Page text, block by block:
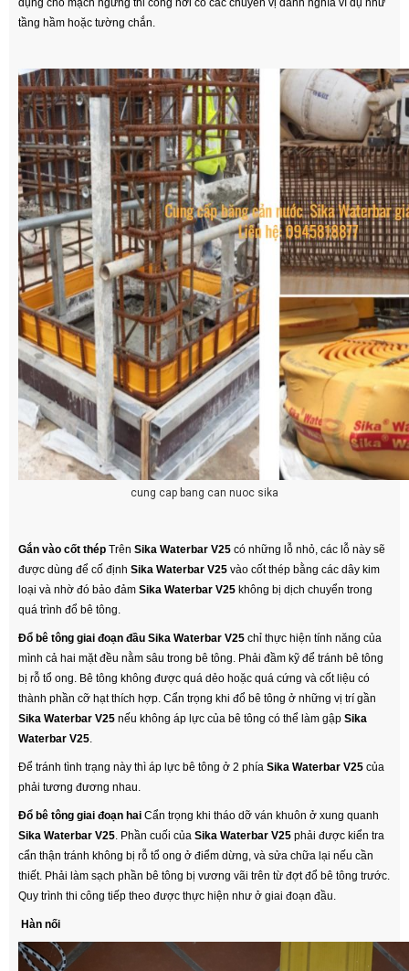
dụng cho mạch ngừng thi công nơi có các chuyển vị danh nghĩa ví dụ như
tầng hầm hoặc tường chắn.
cung cap bang can nuoc sika
Gắn vào cốt thép Trên Sika Waterbar V25 có những lỗ nhỏ, các lỗ này sẽ
được dùng để cố định Sika Waterbar V25 vào cốt thép bằng các dây kim
loại và nhờ đó bảo đảm Sika Waterbar V25 không bị dịch chuyển trong
quá trình đổ bê tông.
Đổ bê tông giai đoạn đầu Sika Waterbar V25 chỉ thực hiện tính năng của
mình cả hai mặt đều nằm sâu trong bê tông. Phải đầm kỹ để tránh bê tông
bị rỗ tổ ong. Bê tông không được quá dẻo hoặc quá cứng và cốt liệu có
thành phần cỡ hạt thích hợp. Cẩn trọng khi đổ bê tông ở những vị trí gần
Sika Waterbar V25 nếu không áp lực của bê tông có thể làm gập Sika
Waterbar V25.
Để tránh tình trạng này thì áp lực bê tông ở 2 phía Sika Waterbar V25 của
phải tương đương nhau.
Đổ bê tông giai đoạn hai Cẩn trọng khi tháo dỡ ván khuôn ở xung quanh
Sika Waterbar V25. Phần cuối của Sika Waterbar V25 phải được kiển tra
cẩn thận tránh không bị rỗ tổ ong ở điểm dừng, và sửa chữa lại nếu cần
thiết. Phải làm sạch phần bê tông bị vương vãi trên từ đợt đổ bê tông trước.
Quy trình thi công tiếp theo được thực hiện như ở giai đoạn đầu.
Hàn nối